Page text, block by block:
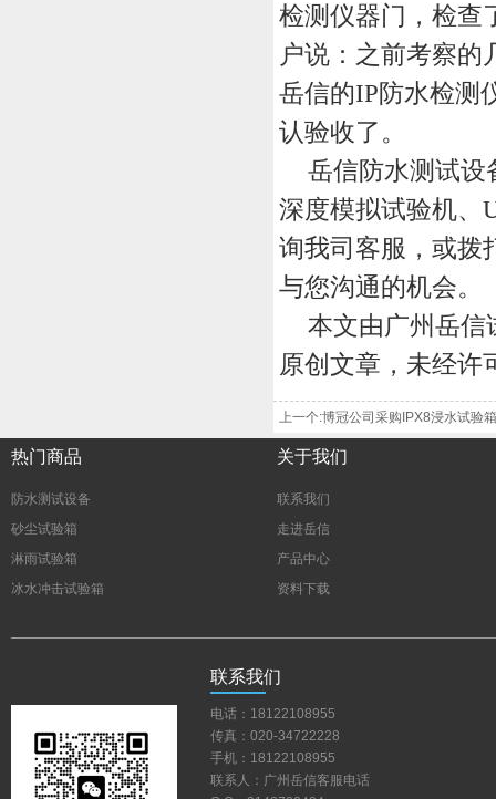
检测仪器门，检查
户说：之前考察
岳信的IP防水检测
认验收了。
岳信防水测试设
深度模拟试验机、
询我司客服，或拨
与您沟通的机会。
本文由广州岳信
原创文章，未经许
上一个:博冠公司采购IPX8浸水试验
热门商品
防水测试设备
砂尘试验箱
淋雨试验箱
冰水冲击试验箱
关于我们
联系我们
走进岳信
产品中心
资料下载
联系我们
电话：18122108955
传真：020-34722228
手机：18122108955
联系人：广州岳信客服电话